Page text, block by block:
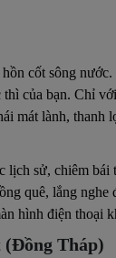
cốt sông
của bạn. Chỉ
mát lành, thanh
lịch sử, chiêm bái
quê, lắng nghe
hình điện thoại
Tháp)